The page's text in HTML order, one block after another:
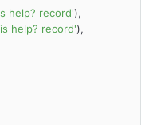
help? record'),
help? record'),